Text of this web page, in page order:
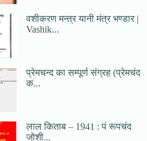
वशीकरण मन्त्र यानी मंत्र भण्डार |
Vashik...
प्रेमचन्द का सम्पूर्ण संग्रह (प्रेमचंद
क...
लाल किताब – 1941 : पं रूपचंद
जोशी...